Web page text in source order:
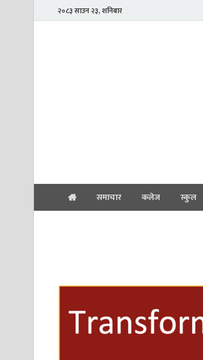
२०८३ साउन २३, शनिबार
समाचार कलेज स्कुल